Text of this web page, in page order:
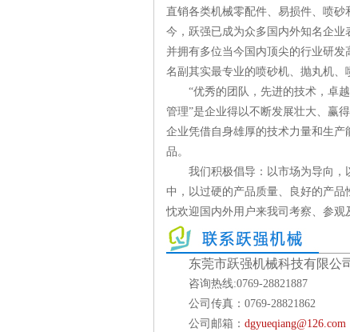
直销各类机械零配件、易损件、喷砂
今，跃强已成为众多国内外知名企业
并拥有多位当今国内顶尖的行业研
名副其实最专业的喷砂机、抛丸机、
“优秀的团队，先进的技术，卓
管理”是企业得以不断发展壮大、赢
企业凭借自身雄厚的技术力量和生
品。
我们积极倡导：以市场为导向
中，以过硬的产品质量、良好的产
忱欢迎国内外用户来我司考察、参观
东莞市跃强机械科技有限公
咨询热线:0769-28821887
公司传真：0769-28821862
公司邮箱： dgyueqiang@126.com